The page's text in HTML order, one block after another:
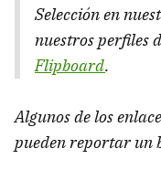
Selección en
nuestros perfiles
Flipboard.
Algunos de los
pueden reportar un